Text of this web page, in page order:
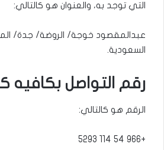
التي توجد به، والعنوان هو كالتالي:
عبدالمقصود خوجة/ الروضة/ جدة/
السعودية.
رقم التواصل بكافيه
الرقم هو كالتالي:
+966 54 114 5293‏